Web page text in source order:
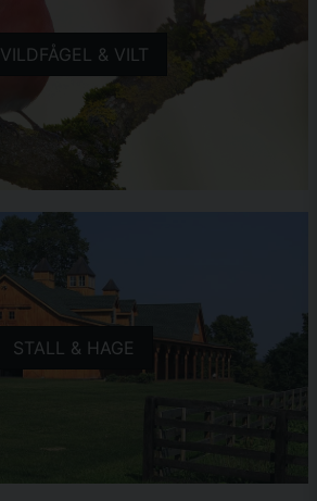
VILDFÅGEL & VILT
STALL & HAGE